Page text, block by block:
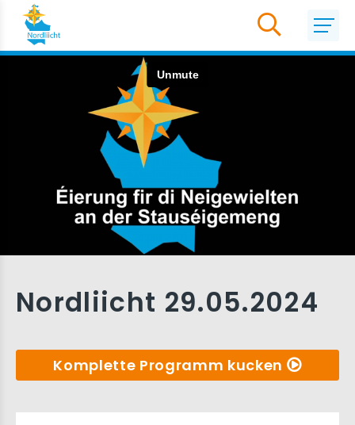
Nordliicht 29.05.2024
Komplette Programm kucken